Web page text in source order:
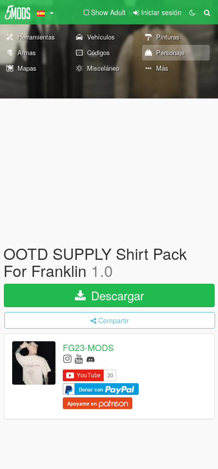
Show Adult Iniciar sesión
Herramientas Vehículos
Pinturas
Armas
Códigos
Personaje
Mapas
Misceláneo Más
OOTD SUPPLY Shirt Pack
For Franklin 1.0
Descargar
Compartir
FG23-MODS
Donar con
Apoyame en